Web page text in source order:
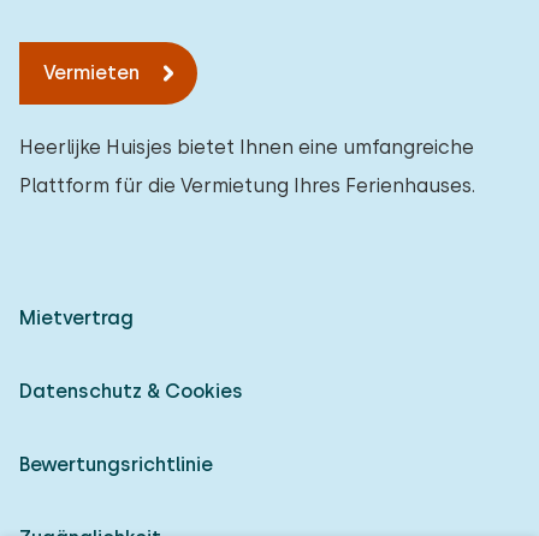
Vermieten
Heerlijke Huisjes bietet Ihnen eine umfangreiche
Plattform für die Vermietung Ihres Ferienhauses.
Mietvertrag
Datenschutz & Cookies
Bewertungsrichtlinie